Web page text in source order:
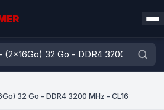
32 Go - DDR4 3200 MHz - CL16